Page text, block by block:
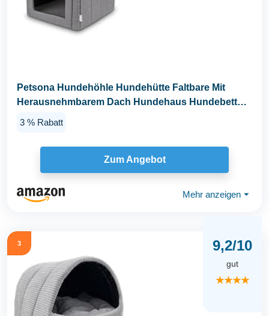
Petsona Hundehöhle Hundehütte Faltbare Mit
Herausnehmbarem Dach Hundehaus Hundebett
3 % Rabatt
Zum Angebot
Mehr anzeigen ⏷
3 9,2/10
gut
★★★★